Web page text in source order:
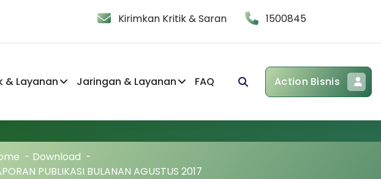
Kirimkan Kritik & Saran 1500845
& Layanan Jaringan & Layanan FAQ Action Bisnis
- Download -
PUBLIKASI BULANAN AGUSTUS 2017